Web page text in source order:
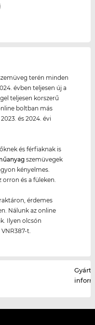
terén minden
évben teljesen új a
teljesen korszerű
boltban más
2023. és 2024. évi
és férfiaknak is
szemüvegek
kényelmes.
és a füleken.
érdemes
Nálunk az online
Ilyen olcsón
t.